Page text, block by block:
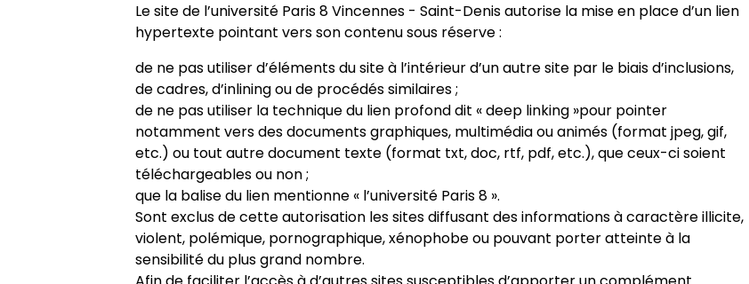
Le site de l’université Paris 8 Vincennes - Saint-Denis autorise la mise en place d’un lien
hypertexte pointant vers son contenu sous réserve :
de ne pas utiliser d’éléments du site à l’intérieur d’un autre site par le biais d’inclusions,
de cadres, d’inlining ou de procédés similaires ;
de ne pas utiliser la technique du lien profond dit « deep linking »pour pointer
notamment vers des documents graphiques, multimédia ou animés (format jpeg, gif,
etc.) ou tout autre document texte (format txt, doc, rtf, pdf, etc.), que ceux-ci soient
téléchargeables ou non ;
que la balise du lien mentionne « l’université Paris 8 ».
Sont exclus de cette autorisation les sites diffusant des informations à caractère illicite,
violent, polémique, pornographique, xénophobe ou pouvant porter atteinte à la
sensibilité du plus grand nombre.